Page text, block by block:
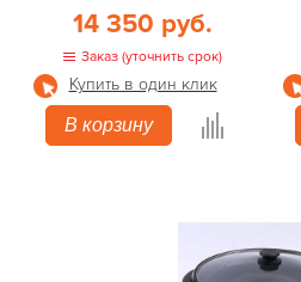
14 350 руб.
Заказ (уточнить срок)
Купить в один клик
В корзину